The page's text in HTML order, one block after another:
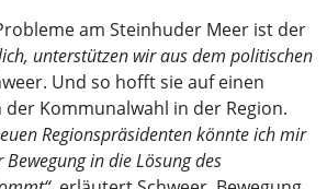
am Steinhuder Meer ist der
unterstützen wir aus dem politischen
Und so hofft sie auf einen
der Kommunalwahl in der Region.
Regionspräsidenten könnte ich mir
in die Lösung des